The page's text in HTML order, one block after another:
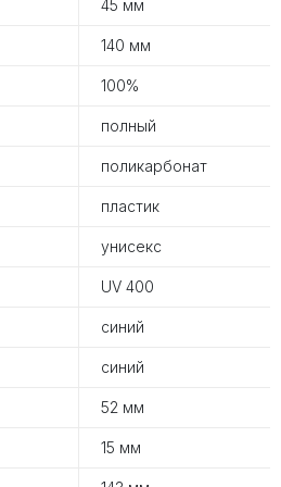
45 мм
140 мм
100%
полный
поликарбонат
пластик
унисекс
UV 400
синий
синий
52 мм
15 мм